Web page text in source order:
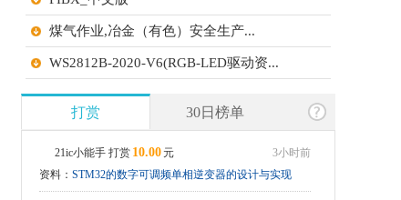
煤气作业,冶金（有色）安全生产...
WS2812B-2020-V6(RGB-LED驱动资...
常用通信加密算法 算法库性能对...
芯片设计中的晶体管串联与并联组...
芯片设计中的共栅放大器与共基放...
打赏 30日榜单
21ic小能手 打赏 10.00元
3小时前
资料： STM32的数字可调频单相逆变器的设计与实现